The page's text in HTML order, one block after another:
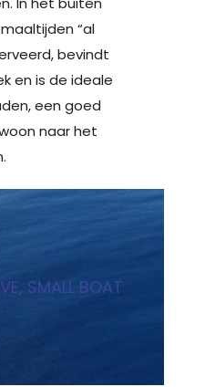
“al
bevindt
en is de ideale
een goed
naar het
SMALL BOAT